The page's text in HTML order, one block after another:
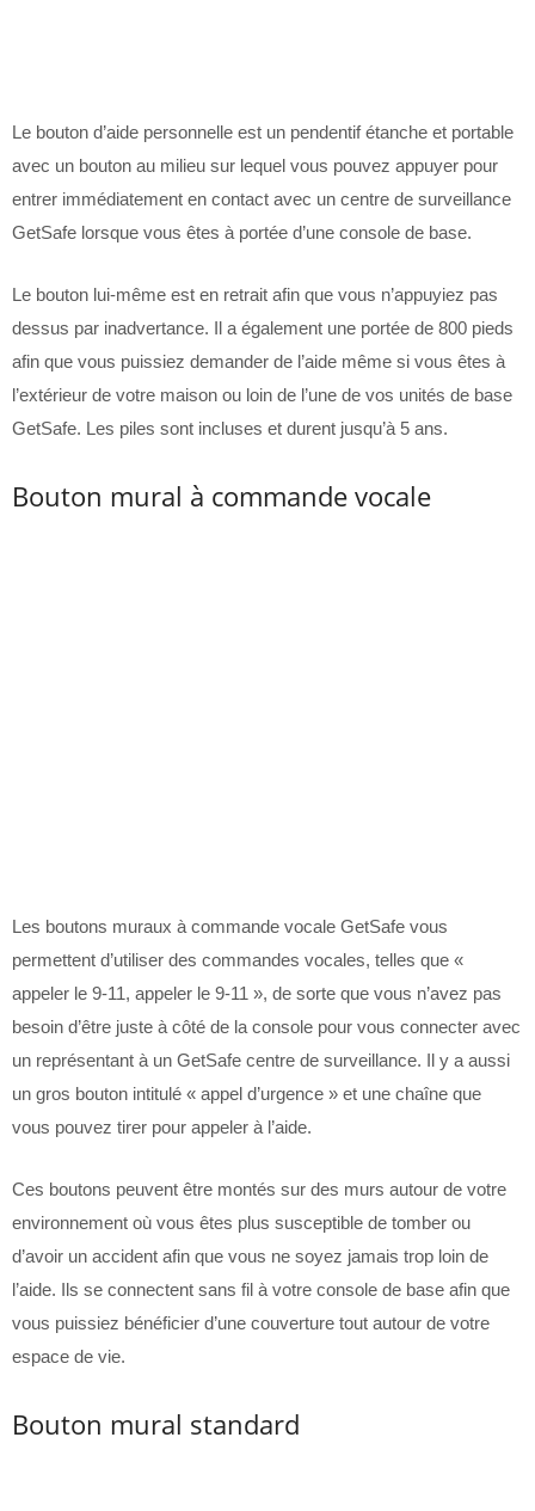
Le bouton d’aide personnelle est un pendentif étanche et portable
avec un bouton au milieu sur lequel vous pouvez appuyer pour
entrer immédiatement en contact avec un centre de surveillance
GetSafe lorsque vous êtes à portée d’une console de base.
Le bouton lui-même est en retrait afin que vous n’appuyiez pas
dessus par inadvertance. Il a également une portée de 800 pieds
afin que vous puissiez demander de l’aide même si vous êtes à
l’extérieur de votre maison ou loin de l’une de vos unités de base
GetSafe. Les piles sont incluses et durent jusqu’à 5 ans.
Bouton mural à commande vocale
Les boutons muraux à commande vocale GetSafe vous
permettent d’utiliser des commandes vocales, telles que «
appeler le 9-11, appeler le 9-11 », de sorte que vous n’avez pas
besoin d’être juste à côté de la console pour vous connecter avec
un représentant à un GetSafe centre de surveillance. Il y a aussi
un gros bouton intitulé « appel d’urgence » et une chaîne que
vous pouvez tirer pour appeler à l’aide.
Ces boutons peuvent être montés sur des murs autour de votre
environnement où vous êtes plus susceptible de tomber ou
d’avoir un accident afin que vous ne soyez jamais trop loin de
l’aide. Ils se connectent sans fil à votre console de base afin que
vous puissiez bénéficier d’une couverture tout autour de votre
espace de vie.
Bouton mural standard